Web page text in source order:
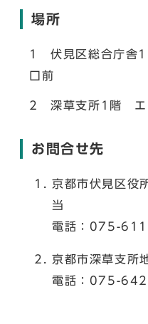
場所
1 伏見区総合庁舎
口前
2 深草支所1階 エ
お問合せ先
京都市伏見区役
当
電話：075-
京都市深草支所
電話：075-